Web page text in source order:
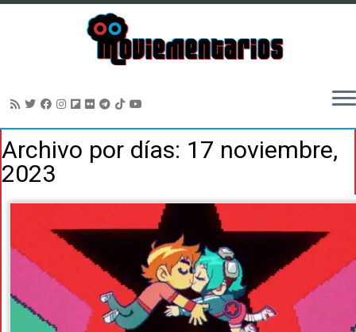
al
contenido
Archivo por días: 17 noviembre,
2023